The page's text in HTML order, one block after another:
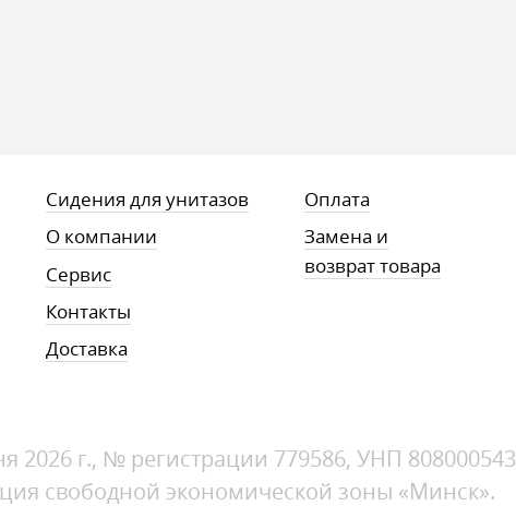
Сидения для унитазов
О компании
Сервис
Контакты
Доставка
Оплата
Замена и
возврат товара
2026 г., № регистрации 779586, УНП 808000543
свободной экономической зоны «Минск».